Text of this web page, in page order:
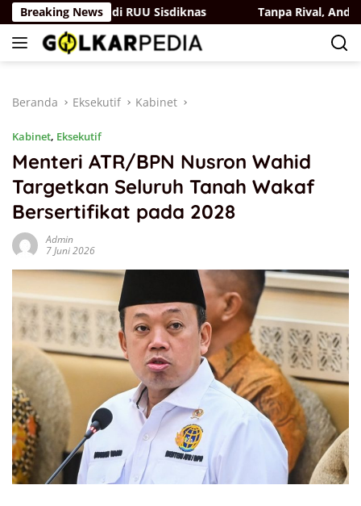
Langsung
ke
konten
Breaking News
Perjuangan di RUU Sisdiknas Tanpa Rival, Andi
Beranda Eksekutif Kabinet
Kabinet, Eksekutif
Menteri ATR/BPN Nusron Wahid
Targetkan Seluruh Tanah Wakaf
Bersertifikat pada 2028
Admin
7 Juni 2026